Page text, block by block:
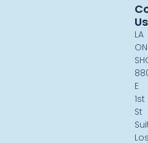
Us
LA
E
1st
St